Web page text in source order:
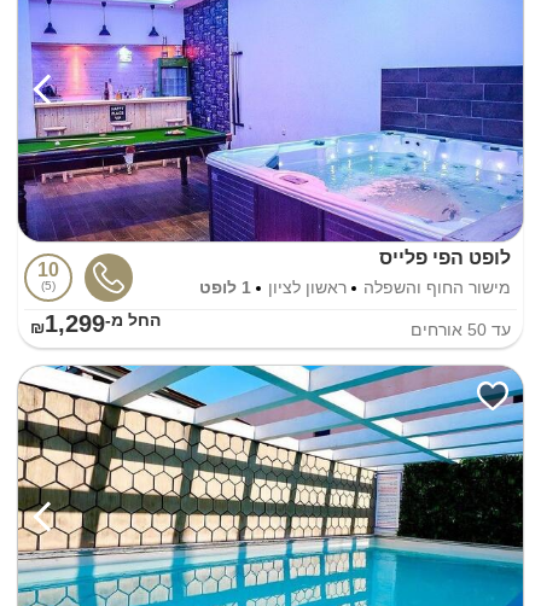
לופט הפי פלייס
מישור החוף והשפלה ראשון לציון 1 לופט
10
5
עד 50 אורחים החל מ-₪1,299